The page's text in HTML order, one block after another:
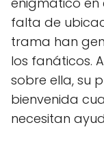
falta de
trama han
los fanáticos.
sobre ella, su
bienvenida
necesitan